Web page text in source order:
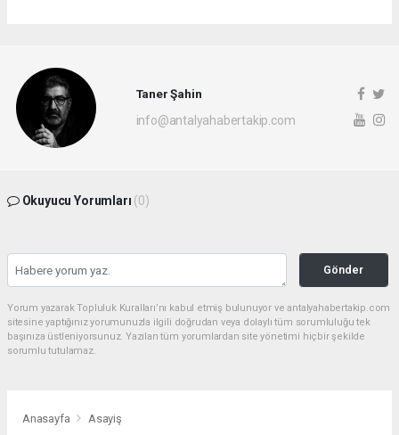
Taner Şahin
info@antalyahabertakip.com
Okuyucu Yorumları (0)
Gönder
Yorum yazarak Topluluk Kuralları’nı kabul etmiş bulunuyor ve antalyahabertakip.com
sitesine yaptığınız yorumunuzla ilgili doğrudan veya dolaylı tüm sorumluluğu tek
başınıza üstleniyorsunuz. Yazılan tüm yorumlardan site yönetimi hiçbir şekilde
sorumlu tutulamaz.
Anasayfa Asayiş